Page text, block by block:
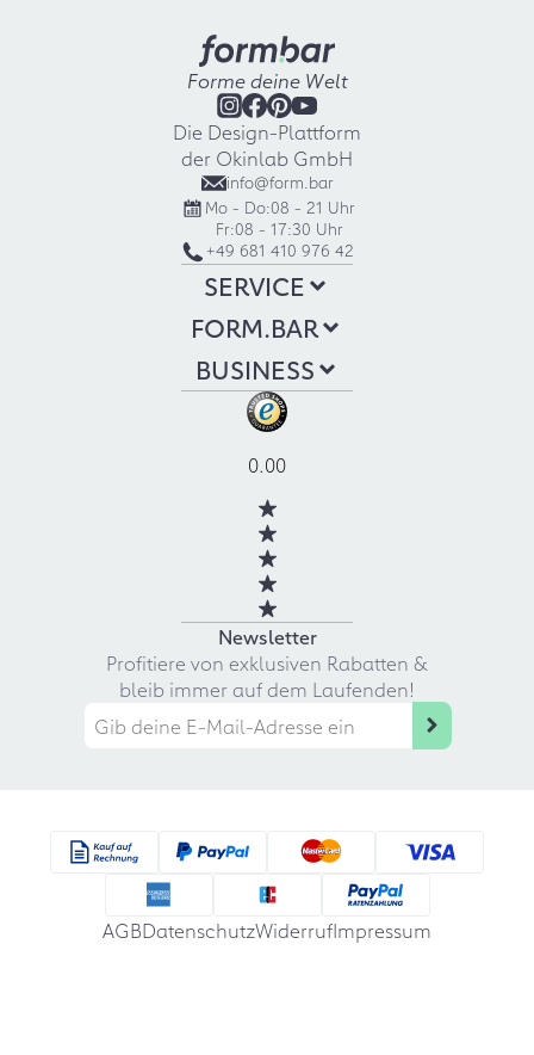
Forme deine Welt
Die Design-Plattform
der Okinlab GmbH
info@form.bar
Mo - Do:08 - 21 Uhr
Fr:08 - 17:30 Uhr
+49 681 410 976 42
SERVICE
FORM.BAR
BUSINESS
0.00
Newsletter
Profitiere von exklusiven Rabatten &
bleib immer auf dem Laufenden!
AGBDatenschutzWiderrufImpressum